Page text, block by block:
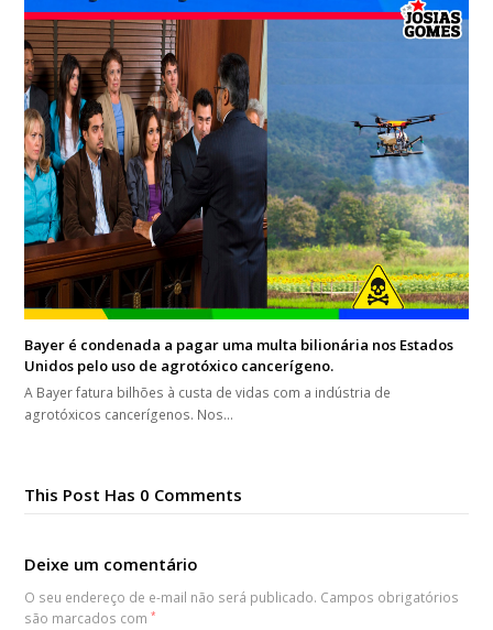
Bayer é condenada a pagar uma multa bilionária nos Estados
Unidos pelo uso de agrotóxico cancerígeno.
A Bayer fatura bilhões à custa de vidas com a indústria de
agrotóxicos cancerígenos. Nos…
This Post Has 0 Comments
Deixe um comentário
O seu endereço de e-mail não será publicado. Campos obrigatórios
são marcados com*